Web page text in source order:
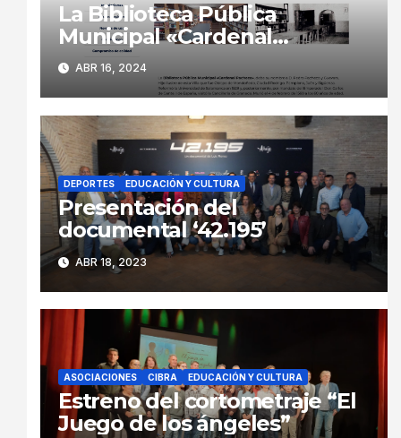
La Biblioteca Pública
Municipal «Cardenal
Pacheco» renueva su página
web
ABR 16, 2024
DEPORTES EDUCACIÓN Y CULTURA
Presentación del
documental ‘42.195’
ABR 18, 2023
ASOCIACIONES CIBRA EDUCACIÓN Y CULTURA
Estreno del cortometraje “El
Juego de los ángeles”